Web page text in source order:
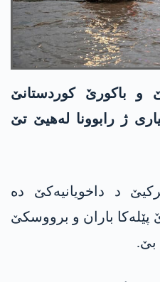
و باکورێ کوردستانێ
ژ رابوونا لەھیێ تێ
د داخویانیەکێ دە
پێلەکا باران و برووسکێ